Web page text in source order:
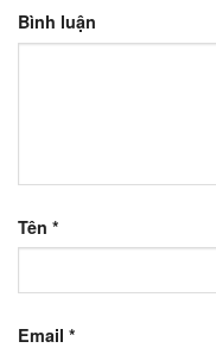
Bình luận
Tên *
Email *